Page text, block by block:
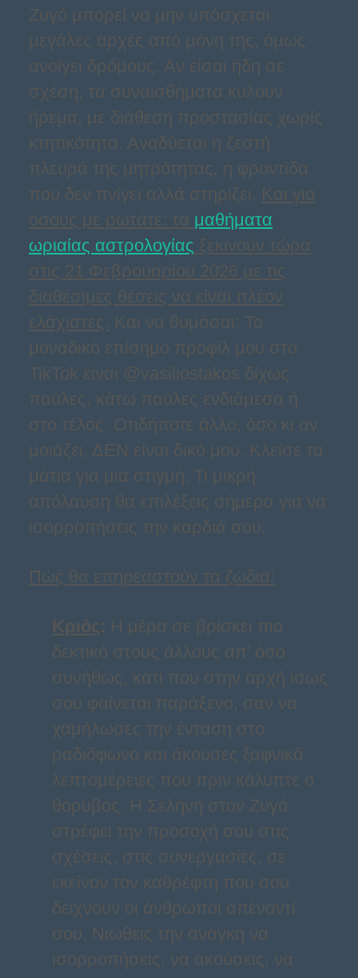
Ζυγό μπορεί να μην υπόσχεται
μεγάλες αρχές από μόνη της, όμως
ανοίγει δρόμους. Αν είσαι ήδη σε
σχέση, τα συναισθήματα κυλούν
ήρεμα, με διάθεση προστασίας χωρίς
κτητικότητα. Αναδύεται η ζεστή
πλευρά της μητρότητας, η φροντίδα
που δεν πνίγει αλλά στηρίζει. Και για
όσους με ρωτάτε: τα μαθήματα
ωριαίας αστρολογίας ξεκινούν τώρα
στις 21 Φεβρουαρίου 2026 με τις
διαθέσιμες θέσεις να είναι πλέον
ελάχιστες. Και να θυμάσαι: Το
μοναδικό επίσημο προφίλ μου στο
TikTok είναι @vasiliostakos δίχως
παύλες, κάτω παύλες ενδιάμεσα ή
στο τέλος. Οτιδήποτε άλλο, όσο κι αν
μοιάζει, ΔΕΝ είναι δικό μου. Κλείσε τα
μάτια για μια στιγμή. Τι μικρή
απόλαυση θα επιλέξεις σήμερα για να
ισορροπήσεις την καρδιά σου;
Πώς θα επηρεαστούν τα ζώδια:
Κριός: Η μέρα σε βρίσκει πιο
δεκτικό στους άλλους απ’ όσο
συνήθως, κάτι που στην αρχή ίσως
σου φαίνεται παράξενο, σαν να
χαμήλωσες την ένταση στο
ραδιόφωνο και άκουσες ξαφνικά
λεπτομέρειες που πριν κάλυπτε ο
θόρυβος. Η Σελήνη στον Ζυγό
στρέφει την προσοχή σου στις
σχέσεις, στις συνεργασίες, σε
εκείνον τον καθρέφτη που σου
δείχνουν οι άνθρωποι απέναντί
σου. Νιώθεις την ανάγκη να
ισορροπήσεις, να ακούσεις, να